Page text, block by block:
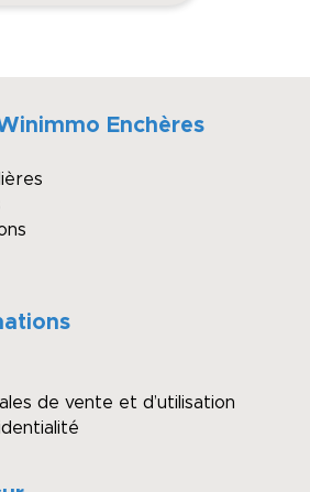
Enchères
de vente et d’utilisation